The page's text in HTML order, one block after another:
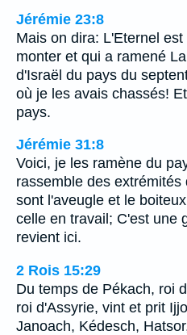
Jérémie 23:8
Mais on dira: L'Eternel
monter et qui a ramené
d'Israël du pays du
où je les avais chassés!
pays.
Jérémie 31:8
Voici, je les ramène du
rassemble des
sont l'aveugle et le
celle en travail; C'est une
revient ici.
2 Rois 15:29
Du temps de Pékach, roi
roi d'Assyrie, vint et prit
Janoach, Kédesch,